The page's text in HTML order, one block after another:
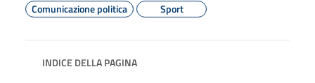
Comunicazione politica
Sport
INDICE DELLA PAGINA